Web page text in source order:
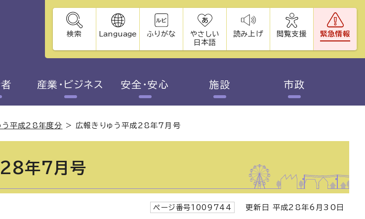
検索 Language ふりがな
やさしい
日本語
読み上げ 閲覧支援 緊急情報
産業・ビジネス 安全・安心 施設 市政
う平成28年度分 > 広報きりゅう平成28年7月号
28年7月号
ページ番号1009744 更新日 平成28年6月30日